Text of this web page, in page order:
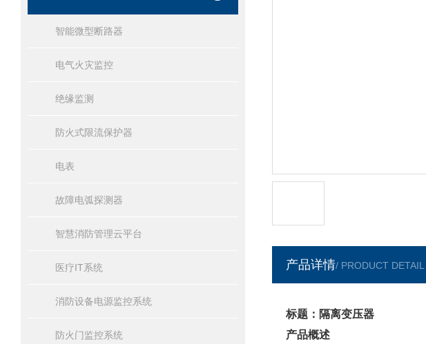
智能微型断路器
电气火灾监控
绝缘监测
防火式限流保护器
电表
故障电弧探测器
智慧消防管理云平台
医疗IT系统
消防设备电源监控系统
防火门监控系统
产品详情/ PRODUCT DETAIL
标题：隔离变压器
产品概述